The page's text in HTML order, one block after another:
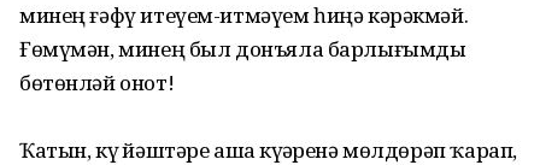
минең ғәфү итеүем-итмәүем һиңә кәрәкмәй.
Ғөмүмән, минең был донъяла барлығымды
бөтөнләй онот!
Ҡатын, күҙ йәштәре аша күҙҙәренә мөлдөрәп ҡарап,